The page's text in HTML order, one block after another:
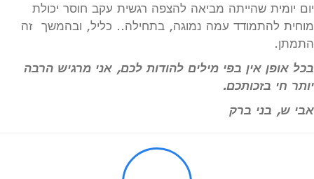
יום יומית שהייתה מביאה להצפה רגשית עקב חוסר יכולת
מוחית להתמודד עמה נמוגה, בתחילה.. כליל, ובהמשך זה
התמתן.
בכל אופן אין בפי מילים להודות לכם, אני מרגיש הרבה
יותר חי בזכותכם.
אבי ש, בני ברק